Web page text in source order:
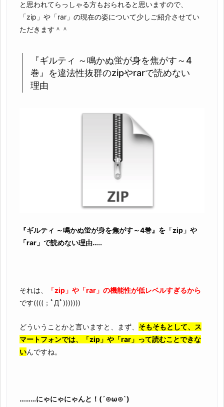
と思われてらっしゃる方もおられると思いますので、
「zip」や「rar」の現在の姿について少しご紹介させてい
ただきます＾＾
『ギルティ ～鳴かぬ蛍が身を焦がす～4
巻』を違法性抜群のzipやrarで読めない
理由
『ギルティ ～鳴かぬ蛍が身を焦がす～4巻』を「zip」や
「rar」で読めない理由…..
それは、
「zip」や「rar」の機能性が低レベルすぎるから
です((((；ﾟДﾟ)))))))
どういうことかと言いますと、まず、 そもそもとして、ス
マートフォンでは、「zip」や「rar」って読むことできな
いんですね。
………にゃにゃにゃんと！(´⊙ω⊙`)